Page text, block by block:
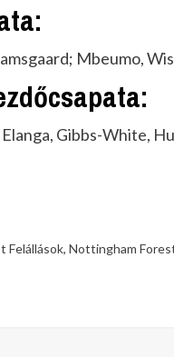
Mbeumo,
Gibbs-White,
Felállások, Nottingham